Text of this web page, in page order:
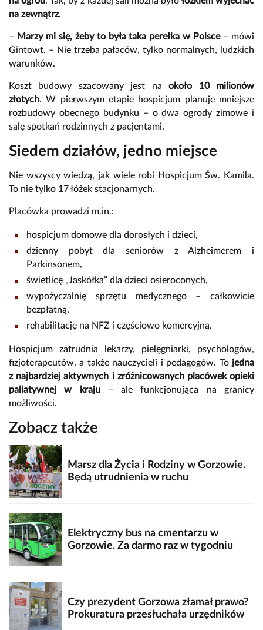
na zewnątrz.
– Marzy mi się, żeby to była taka perełka w Polsce– mówi
Gintowt. – Nie trzeba pałaców, tylko normalnych, ludzkich
warunków.
Koszt budowy szacowany jest naokoło 10 milionów
złotych. W pierwszym etapie hospicjum planuje mniejsze
rozbudowy obecnego budynku – o dwa ogrody zimowe i
salę spotkań rodzinnych z pacjentami.
Siedem działów, jedno miejsce
Nie wszyscy wiedzą, jak wiele robi Hospicjum Św. Kamila.
To nie tylko 17 łóżek stacjonarnych.
Placówka prowadzi m.in.:
hospicjum domowe dla dorosłych i dzieci,
dzienny pobyt dla seniorów z Alzheimerem i
Parkinsonem,
świetlicę „Jaskółka” dla dzieci osieroconych,
wypożyczalnię sprzętu medycznego – całkowicie
bezpłatną,
rehabilitację na NFZ i częściowo komercyjną.
Hospicjum zatrudnia lekarzy, pielęgniarki, psychologów,
fizjoterapeutów, a także nauczycieli i pedagogów. To jedna
z najbardziej aktywnych i zróżnicowanych placówek opieki
paliatywnej w kraju– ale funkcjonująca na granicy
możliwości.
Zobacz także
Marsz dla Życia i Rodziny w Gorzowie.
Będą utrudnienia w ruchu
Elektryczny bus na cmentarzu w
Gorzowie. Za darmo raz w tygodniu
Czy prezydent Gorzowa złamał prawo?
Prokuratura przesłuchała urzędników